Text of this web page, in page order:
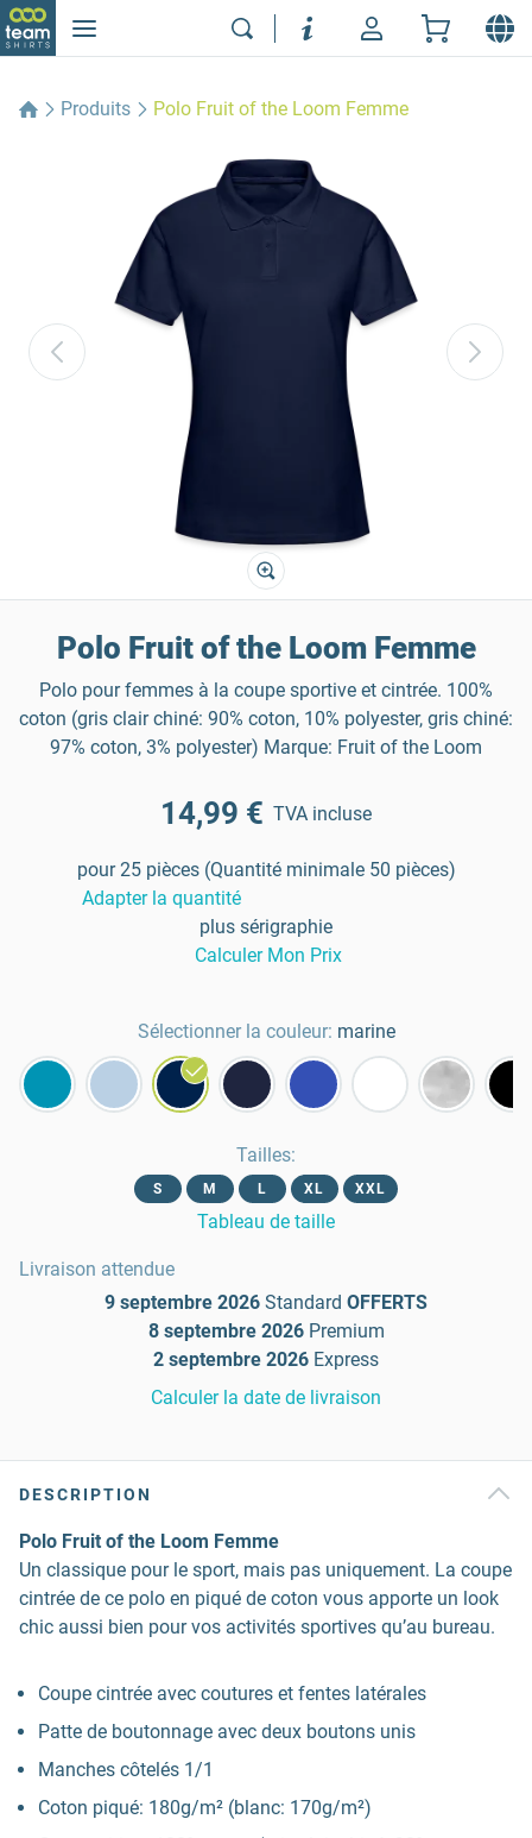
Produits Polo Fruit of the Loom Femme
Polo Fruit of the Loom Femme
Polo pour femmes à la coupe sportive et cintrée. 100%
coton (gris clair chiné: 90% coton, 10% polyester, gris chiné:
97% coton, 3% polyester) Marque: Fruit of the Loom
14,99 € TVA incluse
pour 25 pièces (Quantité minimale 50 pièces)
Adapter la quantité
plus sérigraphie
Calculer Mon Prix
Sélectionner la couleur: marine
Tailles:
S M L XL XXL
Tableau de taille
Livraison attendue
9 septembre 2026 Standard OFFERTS
8 septembre 2026 Premium
2 septembre 2026 Express
Calculer la date de livraison
DESCRIPTION
Polo Fruit of the Loom Femme
Un classique pour le sport, mais pas uniquement. La coupe
cintrée de ce polo en piqué de coton vous apporte un look
chic aussi bien pour vos activités sportives qu’au bureau.
Coupe cintrée avec coutures et fentes latérales
Patte de boutonnage avec deux boutons unis
Manches côtelés 1/1
Coton piqué: 180g/m² (blanc: 170g/m²)